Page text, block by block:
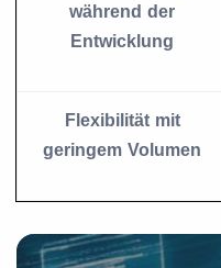
während der
Entwicklung
Flexibilität mit
geringem Volumen